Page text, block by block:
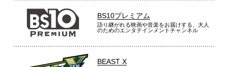
BS10プレミアム
語り継がれる映画や音楽をお届けする、大人
のためのエンタテインメントチャンネル
BEAST X